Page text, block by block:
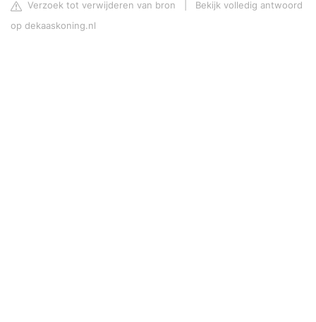
Verzoek tot verwijderen van bron
Bekijk volledig antwoord
op dekaaskoning.nl